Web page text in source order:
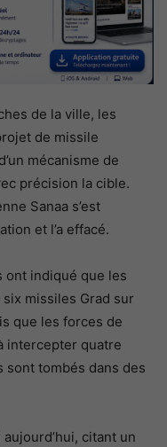
de la ville, les
de missile
mécanisme de
précision la cible.
Sanaa s’est
et l’a effacé.
ont indiqué que les
missiles Grad sur
que les forces de
intercepter quatre
sont tombés dans des
citant un